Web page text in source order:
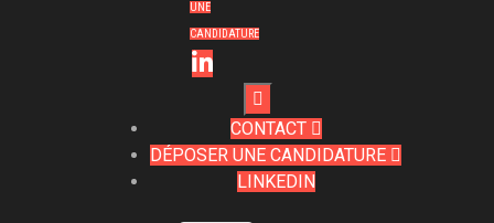
UNE
CANDIDATURE

CONTACT
DÉPOSER UNE CANDIDATURE 
LINKEDIN